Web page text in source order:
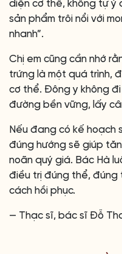
diện cơ thể, không tự ý
sản phẩm trôi nổi với
nhanh”.
Chị em cũng cần nhớ
trứng là một quá trình,
cơ thể. Đông y không
đường bền vững, lấy
Nếu đang có kế hoạch
đúng hướng sẽ giúp
noãn quý giá. Bác Hà
điều trị đúng thể, đúng
cách hồi phục.
— Thạc sĩ, bác sĩ Đỗ